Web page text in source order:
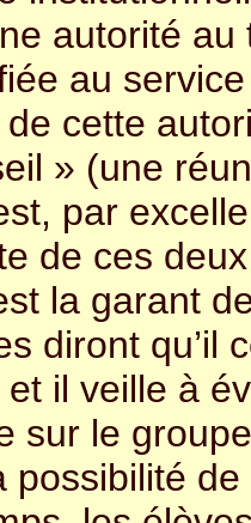
autorité
au
de cette
» (une
par
de ces
la garant
diront qu’il
il veille à
sur le
possibilité